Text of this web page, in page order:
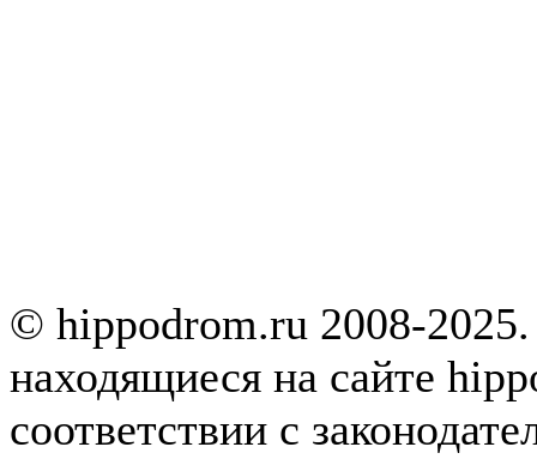
© hippodrom.ru 2008-
находящиеся на сайте
соответствии с